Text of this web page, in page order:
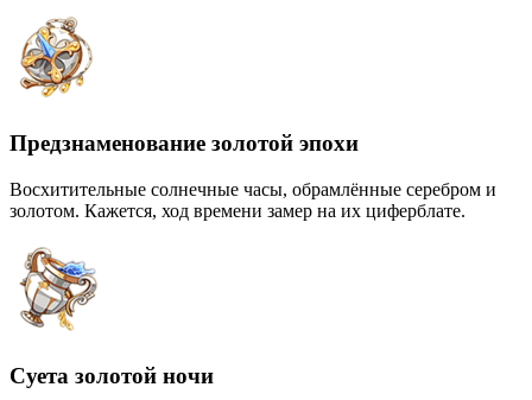
Предзнаменование золотой эпохи
Восхитительные солнечные часы, обрамлённые серебром и
золотом. Кажется, ход времени замер на их циферблате.
Суета золотой ночи